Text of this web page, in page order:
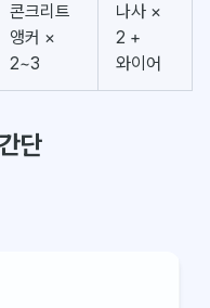
콘크리트
앵커 ×
2~3
나사 ×
2 +
와이어
단